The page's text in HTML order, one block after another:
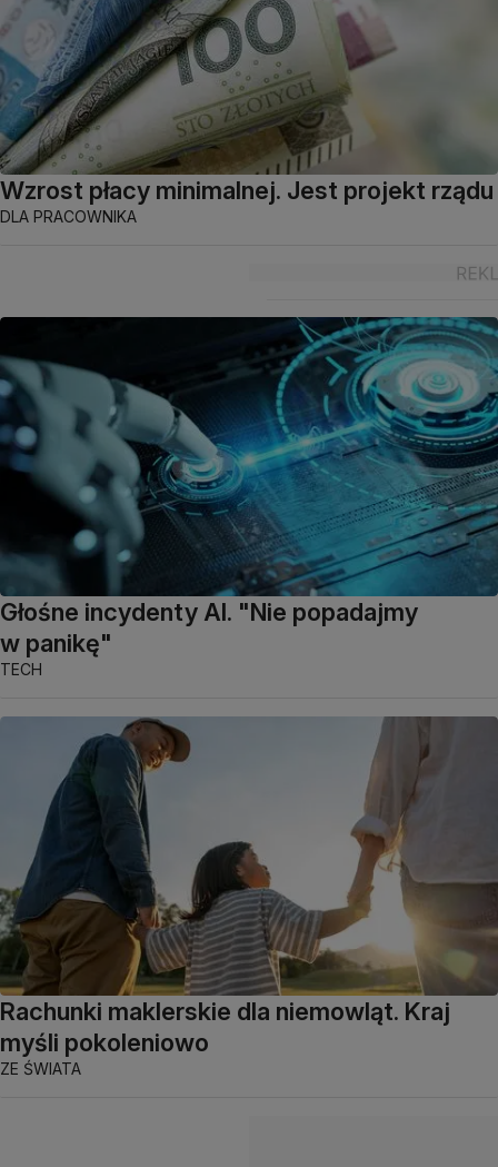
Wzrost płacy minimalnej. Jest projekt rządu
DLA PRACOWNIKA
Głośne incydenty AI. "Nie popadajmy
w panikę"
TECH
Rachunki maklerskie dla niemowląt. Kraj
myśli pokoleniowo
ZE ŚWIATA